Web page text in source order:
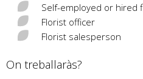
Self-employed or hired
Florist officer
Florist salesperson
On treballaràs?